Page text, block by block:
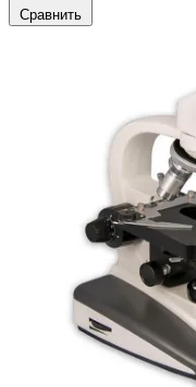
Сравнить